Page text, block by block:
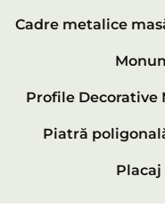
Cadre metalice
Profile Decorative
Piatră